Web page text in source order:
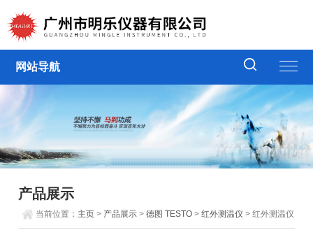
网站导航
产品展示
当前位置： 主页 > 产品展示 >德图 TESTO >红外测温仪 > 红外测温仪